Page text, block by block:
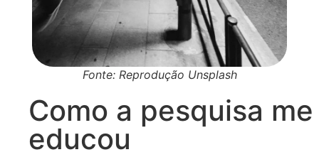
Fonte: Reprodução Unsplash
Como a pesquisa me
educou